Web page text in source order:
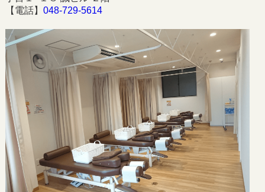
【電話】 048-729-5614